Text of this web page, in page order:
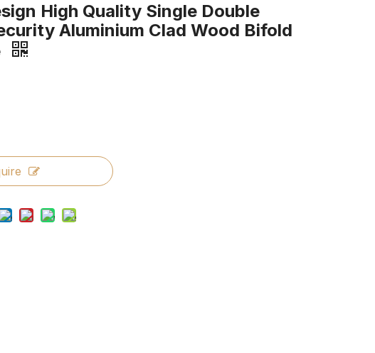
High Quality Single Double
Aluminium Clad Wood Bifold